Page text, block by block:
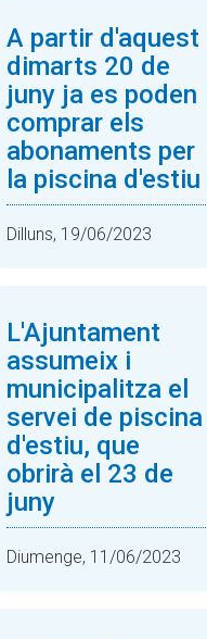
A partir d'aquest
dimarts 20 de
juny ja es poden
comprar els
abonaments per
la piscina d'estiu
Dilluns, 19/06/2023
L'Ajuntament
assumeix i
municipalitza el
servei de piscina
d'estiu, que
obrirà el 23 de
juny
Diumenge, 11/06/2023